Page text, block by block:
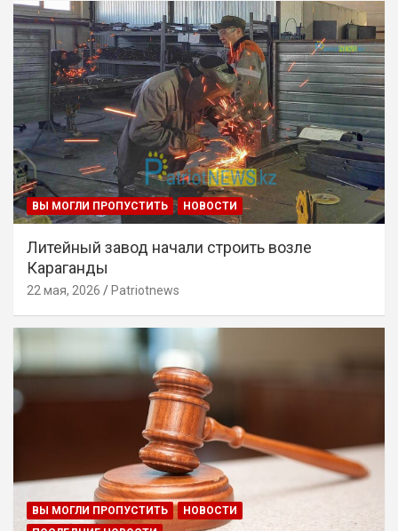
ВЫ МОГЛИ ПРОПУСТИТЬ НОВОСТИ
Литейный завод начали строить возле
Караганды
22 мая, 2026 Patriotnews
ВЫ МОГЛИ ПРОПУСТИТЬ
НОВОСТИ